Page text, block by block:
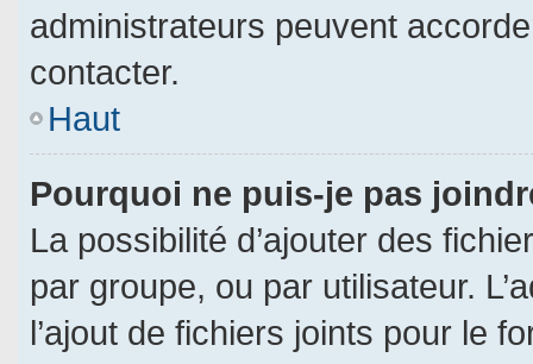
administrateurs peuvent
contacter.
Haut
Pourquoi ne puis-je pas
La possibilité d’ajouter des
par groupe, ou par utilisateur.
l’ajout de fichiers joints pour le